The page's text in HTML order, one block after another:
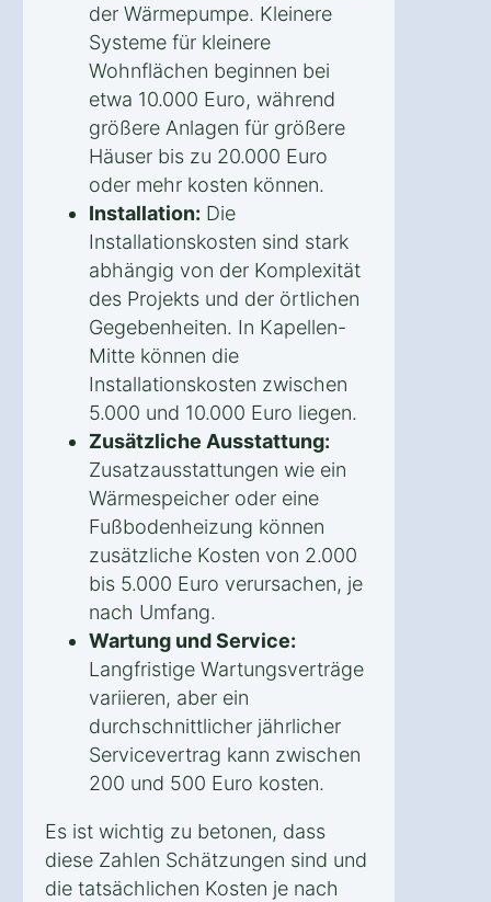
der Wärmepumpe. Kleinere
Systeme für kleinere
Wohnflächen beginnen bei
etwa 10.000 Euro, während
größere Anlagen für größere
Häuser bis zu 20.000 Euro
oder mehr kosten können.
Installation: Die
Installationskosten sind stark
abhängig von der Komplexität
des Projekts und der örtlichen
Gegebenheiten. In Kapellen-
Mitte können die
Installationskosten zwischen
5.000 und 10.000 Euro liegen.
Zusätzliche Ausstattung:
Zusatzausstattungen wie ein
Wärmespeicher oder eine
Fußbodenheizung können
zusätzliche Kosten von 2.000
bis 5.000 Euro verursachen, je
nach Umfang.
Wartung und Service:
Langfristige Wartungsverträge
variieren, aber ein
durchschnittlicher jährlicher
Servicevertrag kann zwischen
200 und 500 Euro kosten.
Es ist wichtig zu betonen, dass
diese Zahlen Schätzungen sind und
die tatsächlichen Kosten je nach